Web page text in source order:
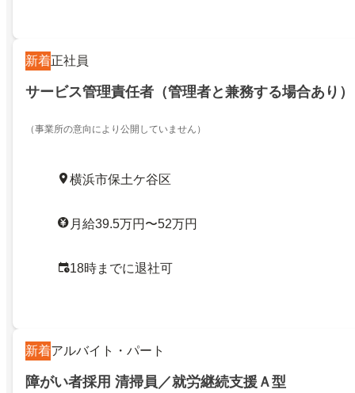
新着正社員
サービス管理責任者（管理者と兼務する場合あり）
（事業所の意向により公開していません）
横浜市保土ケ谷区
月給39.5万円〜52万円
18時までに退社可
新着アルバイト・パート
障がい者採用 清掃員／就労継続支援Ａ型